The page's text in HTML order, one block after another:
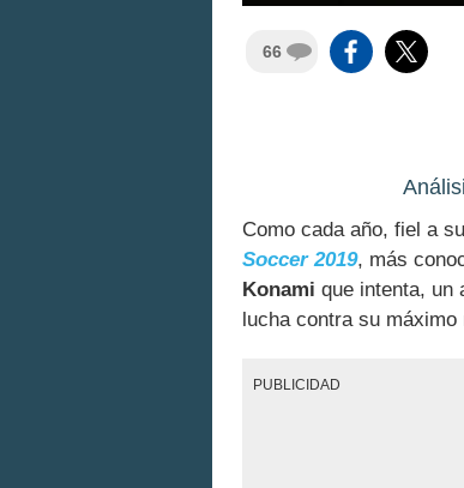
66
Como cada año, fiel a
Soccer 2019, más
Konami que intenta, un
lucha contra su máximo
PUBLICIDAD